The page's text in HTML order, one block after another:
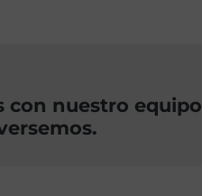
con nuestro equipo